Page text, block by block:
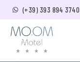
(+39) 393 894 3740